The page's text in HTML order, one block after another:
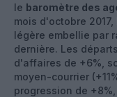
le baromètre des
mois d'octobre
légère embellie par
dernière. Les
d'affaires de +6%,
moyen-courrier
progression de